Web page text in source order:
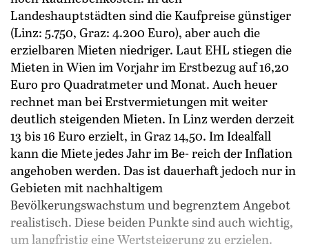
Landeshauptstädten sind die Kaufpreise günstiger
(Linz: 5.750, Graz: 4.200 Euro), aber auch die
erzielbaren Mieten niedriger. Laut EHL stiegen die
Mieten in Wien im Vorjahr im Erstbezug auf 16,20
Euro pro Quadratmeter und Monat. Auch heuer
rechnet man bei Erstvermietungen mit weiter
deutlich steigenden Mieten. In Linz werden derzeit
13 bis 16 Euro erzielt, in Graz 14,50. Im Idealfall
kann die Miete jedes Jahr im Be- reich der Inflation
angehoben werden. Das ist dauerhaft jedoch nur in
Gebieten mit nachhaltigem
Bevölkerungswachstum und begrenztem Angebot
realistisch. Diese beiden Punkte sind auch wichtig,
um langfristig eine Wertsteigerung zu erzielen.